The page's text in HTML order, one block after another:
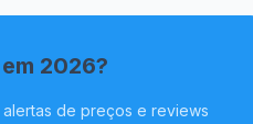
2026?
de preços e reviews